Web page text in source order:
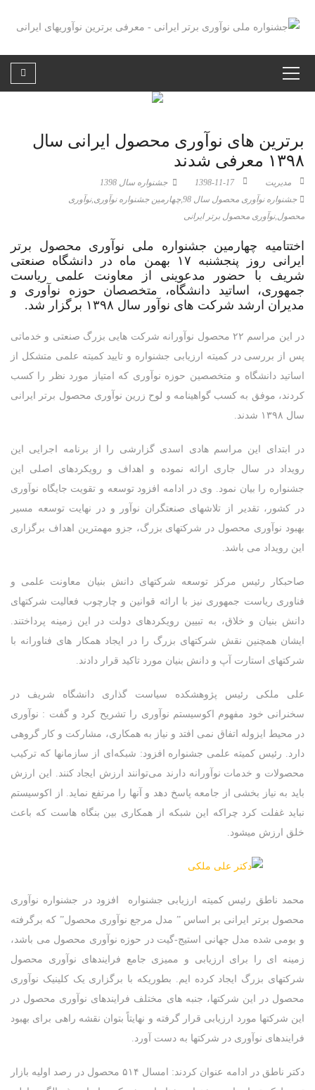
نام شرکت
برترین های نوآوری محصول ایرانی سال
۱۳۹۸ معرفی شدند
مدیریت 1398-11-17
جشنواره سال 1398
جشنواره نوآوری محصول سال 98
,چهارمین جشنواره نوآوری,نوآوری
محصول,نوآوری محصول برتر ایرانی
اختتامیه چهارمین جشنواره ملی نوآوری محصول برتر
ایرانی روز پنجشنبه ۱۷ بهمن ماه در دانشگاه صنعتی
شریف با حضور مدعوینی از معاونت علمی ریاست
جمهوری، اساتید دانشگاه، متخصصان حوزه نوآوری و
مدیران ارشد شرکت های نوآور سال ۱۳۹۸ برگزار شد.
در این مراسم ۲۲ محصول نوآورانه شرکت هایی بزرگ صنعتی و خدماتی
پس از بررسی در کمیته ارزیابی جشنواره و تایید کمیته علمی متشکل از
اساتید دانشگاه و متخصصین حوزه نوآوری که امتیاز مورد نظر را کسب
کردند، موفق به کسب گواهینامه و لوح زرین نوآوری محصول برتر ایرانی
سال ۱۳۹۸ شدند.
در ابتدای این مراسم هادی اسدی گزارشی را از برنامه اجرایی این
رویداد در سال جاری ارائه نموده و اهداف و رویکردهای اصلی این
جشنواره را بیان نمود. وی در ادامه افزود توسعه و تقویت جایگاه نوآوری
در کشور، تقدیر از تلاشهای صنعتگران نوآور و در نهایت توسعه مسیر
بهبود نوآوری محصول در شرکتهای بزرگ، جزو مهمترین اهداف برگزاری
این رویداد می باشد.
صاحبکار رئیس مرکز توسعه شرکتهای دانش بنیان معاونت علمی و
فناوری ریاست جمهوری نیز با ارائه قوانین و چارچوب فعالیت شرکتهای
دانش بنیان و خلاق، به تبیین رویکردهای دولت در این زمینه پرداختند.
ایشان همچنین نقش شرکتهای بزرگ را در ایجاد همکار های فناورانه با
شرکتهای استارت آپ و دانش بنیان مورد تاکید قرار دادند.
علی ملکی رئیس پژوهشکده سیاست گذاری دانشگاه شریف در
سخنرانی خود مفهوم اکوسیستم نوآوری را تشریح کرد و گفت : نوآوری
در محیط ایزوله اتفاق نمی افتد و نیاز به همکاری، مشارکت و کار گروهی
دارد. رئیس کمیته علمی جشنواره افزود: شبکه‌ای از سازمانها که ترکیب
محصولات و خدمات نوآورانه دارند می‌توانند ارزش ایجاد کنند. این ارزش
باید به نیاز بخشی از جامعه پاسخ دهد و آنها را مرتفع نماید. از اکوسیستم
نباید غفلت کرد چراکه این شبکه از همکاری بین بنگاه هاست که باعث
خلق ارزش میشود.
محمد ناطق رئیس کمیته ارزیابی جشنواره افزود در جشنواره نوآوری
محصول برتر ایرانی بر اساس ” مدل مرجع نوآوری محصول” که برگرفته
و بومی شده مدل جهانی استیج-گیت در حوزه نوآوری محصول می باشد،
زمینه ای را برای ارزیابی و ممیزی جامع فرایندهای نوآوری محصول
شرکتهای بزرگ ایجاد کرده ایم. بطوریکه با برگزاری یک کلینیک نوآوری
محصول در این شرکتها، جنبه های مختلف فرایندهای نوآوری محصول در
این شرکتها مورد ارزیابی قرار گرفته و نهایتاً بتوان نقشه راهی برای بهبود
فرایندهای نوآوری در شرکتها به دست آورد.
دکتر ناطق در ادامه عنوان کردند: امسال ۵۱۴ محصول در رصد اولیه بازار